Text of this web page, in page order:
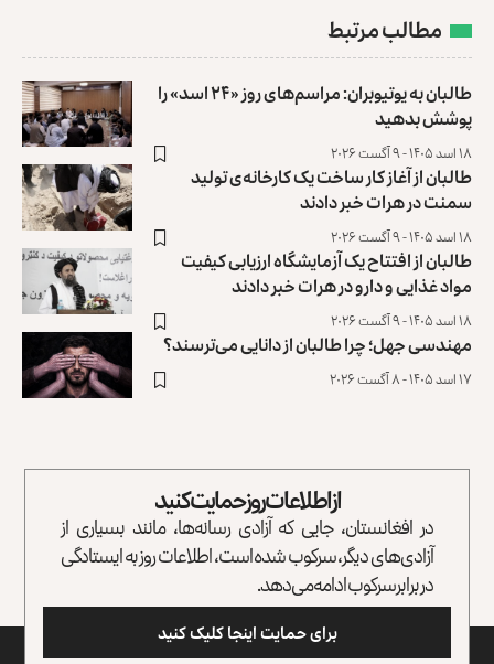
مطالب مرتبط
طالبان به یوتیوبران: مراسم‌های روز «۲۴ اسد» را
پوشش بدهید
۱۸ اسد ۱۴۰۵ - ۹ آگست ۲۰۲۶
طالبان از آغاز کار ساخت یک کارخانه‌ی تولید
سمنت در هرات خبر دادند
۱۸ اسد ۱۴۰۵ - ۹ آگست ۲۰۲۶
طالبان از افتتاح یک آزمایشگاه ارزیابی کیفیت
مواد غذایی و دارو در هرات خبر دادند
۱۸ اسد ۱۴۰۵ - ۹ آگست ۲۰۲۶
مهندسی جهل؛ چرا طالبان از دانایی می‌ترسند؟
۱۷ اسد ۱۴۰۵ - ۸ آگست ۲۰۲۶
از اطلاعات روز حمایت کنید
در افغانستان، جایی که آزادی رسانه‌ها، مانند بسیاری از
آزادی‌های دیگر، سرکوب شده است، اطلاعات روز به ایستادگی
در برابر سرکوب ادامه می‌دهد.
برای حمایت اینجا کلیک کنید